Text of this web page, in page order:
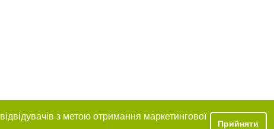
з метою отримання маркетингової
Прийняти